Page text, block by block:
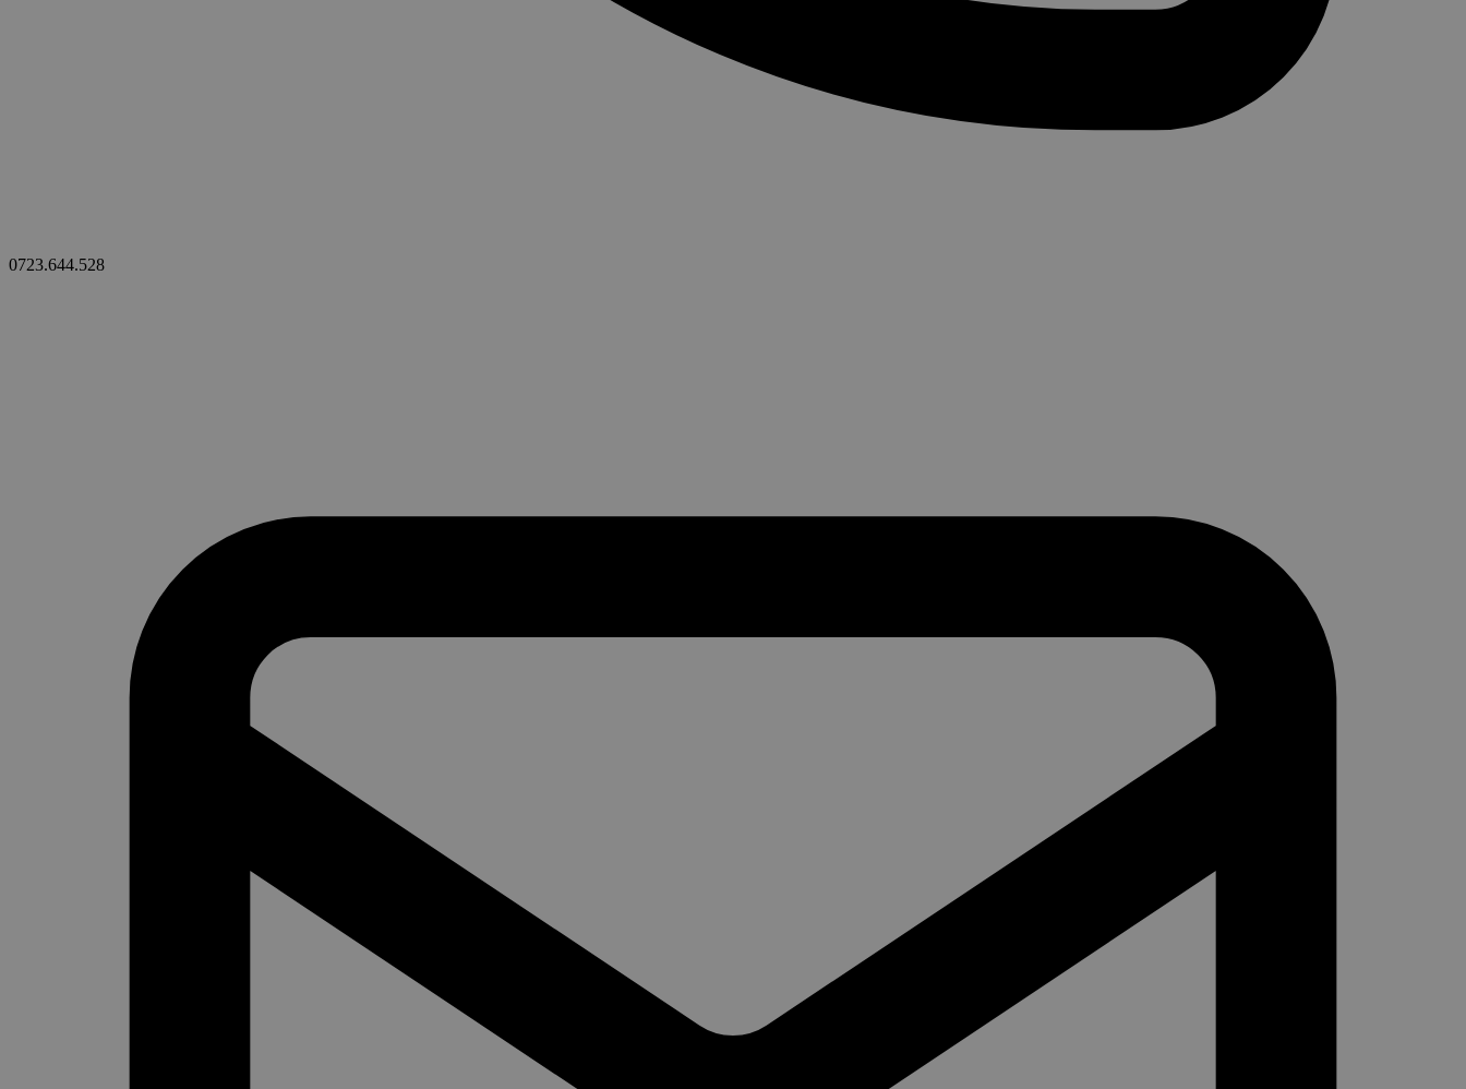
0723.644.528